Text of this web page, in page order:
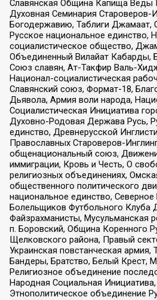
Славянская Община Капища Веды
Духовная Семинария Староверов-
Богодержавию, Таблиги Джамаат,
Русское национальное единство,
социалистическое общество,
Объединенный Вилайат Кабарды,
Союз славян, Ат-Такфир Валь-
Национал-социалистическая
Славянский союз, Формат-18,
Дьявола, Армия воли народа,
Социалистическая Инициатива
Духовно-Родовая Держава Русь,
единство, Древнерусской
Православных Староверов-
общенациональный союз,
иммиграции, Кровь и Честь, О
религиозных объединениях,
общественного политического
национальное единство, Северное
Болельщиков Футбольного Клуба
Файзрахманисты, Мусульманская
п. Боровский, Община Коренного
Щелковского района, Правый
Украинская повстанческая армия,
Бандеры, Братство, Белый Крест,
Религиозное объединение
Народная Социальная Инициатива,
Этнополитическое объединение